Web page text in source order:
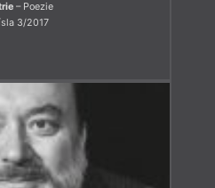
– Poezie
3/2017